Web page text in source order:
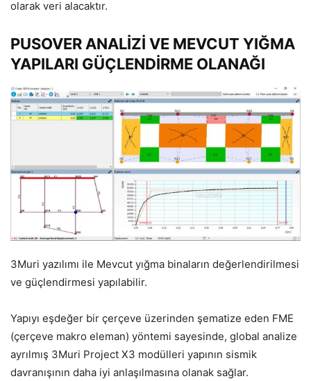
olarak veri alacaktır.
PUSOVER ANALİZİ VE MEVCUT YIĞMA
YAPILARI GÜÇLENDİRME OLANAĞI
3Muri yazılımı ile Mevcut yığma binaların değerlendirilmesi
ve güçlendirmesi yapılabilir.
Yapıyı eşdeğer bir çerçeve üzerinden şematize eden FME
(çerçeve makro eleman) yöntemi sayesinde, global analize
ayrılmış 3Muri Project X3 modülleri yapının sismik
davranışının daha iyi anlaşılmasına olanak sağlar.